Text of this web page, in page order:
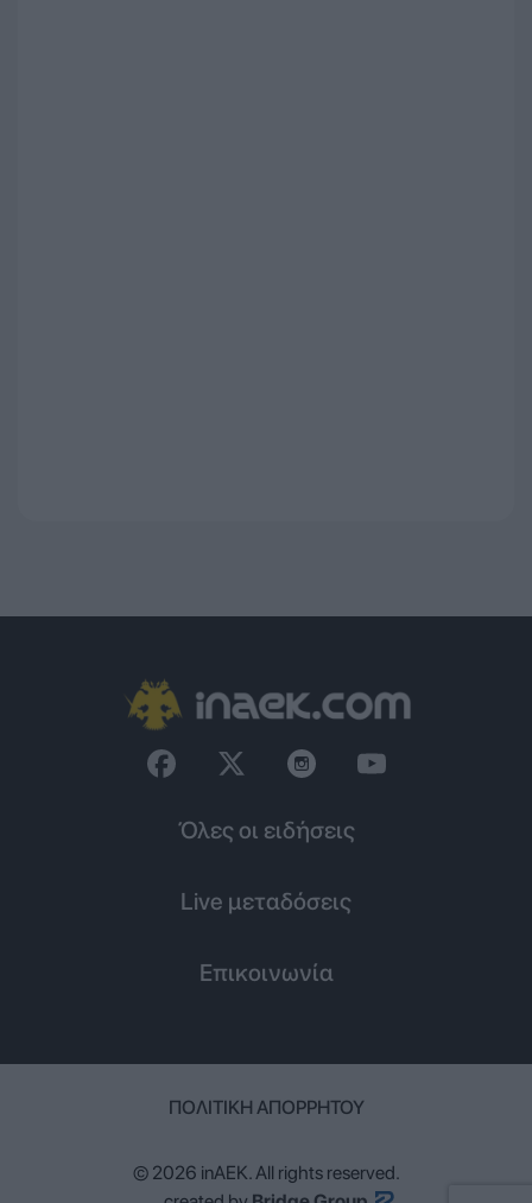
Όλες οι ειδήσεις
Live μεταδόσεις
Επικοινωνία
ΠΟΛΙΤΙΚΉ ΑΠΟΡΡΉΤΟΥ
© 2026 inAEK. All rights reserved.